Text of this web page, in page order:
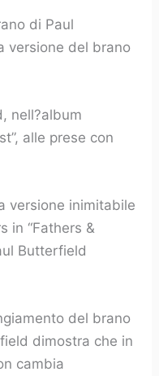
di Paul
versione del brano
nell?album
alle prese con
versione inimitabile
in “Fathers &
Butterfield
del brano
dimostra che in
cambia